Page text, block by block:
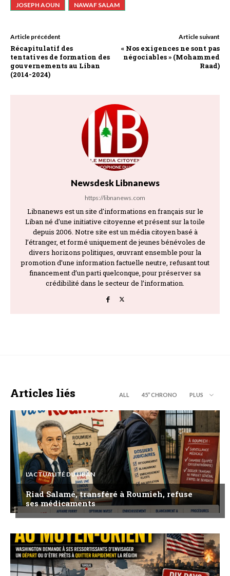
JOSEPH AOUN NAWAF SALAM
Article précédent
Récapitulatif des
tentatives de formation des
gouvernements au Liban
(2014-2024)
Article suivant
« Nos exigences ne sont pas
négociables » (Mohammed
Raad)
Newsdesk Libnanews
https://libnanews.com
Libnanews est un site d'informations en français sur le
Liban né d'une initiative citoyenne et présent sur la toile
depuis 2006. Notre site est un média citoyen basé à
l’étranger, et formé uniquement de jeunes bénévoles de
divers horizons politiques, œuvrant ensemble pour la
promotion d’une information factuelle neutre, refusant tout
financement d’un parti quelconque, pour préserver sa
crédibilité dans le secteur de l’information.
Articles liés ALL 45’’ CHRONO PLUS
L'ACTUALITÉ DU LIBAN
Riad Salamé, transféré à Roumieh, refuse
ses médicaments